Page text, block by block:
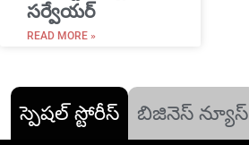
సర్వేయర్
READ MORE »
స్పెషల్ స్టోరీస్ బిజినెస్ న్యూస్